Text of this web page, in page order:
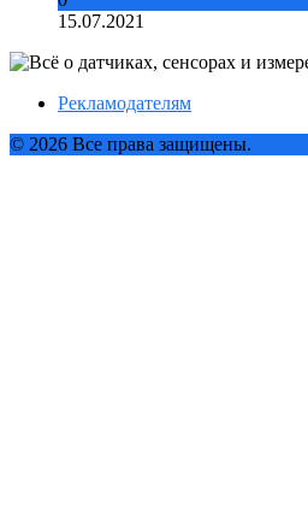
15.07.2021
Рекламодателям
© 2026 Все права защищены.